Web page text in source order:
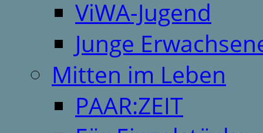
ViWA-Jugend
Junge
Mitten im Leben
PAAR:ZEIT